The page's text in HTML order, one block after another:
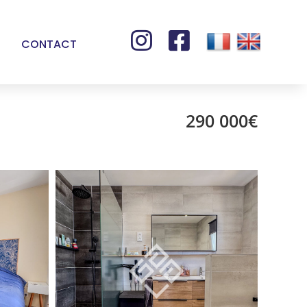
CONTACT  
290 000€